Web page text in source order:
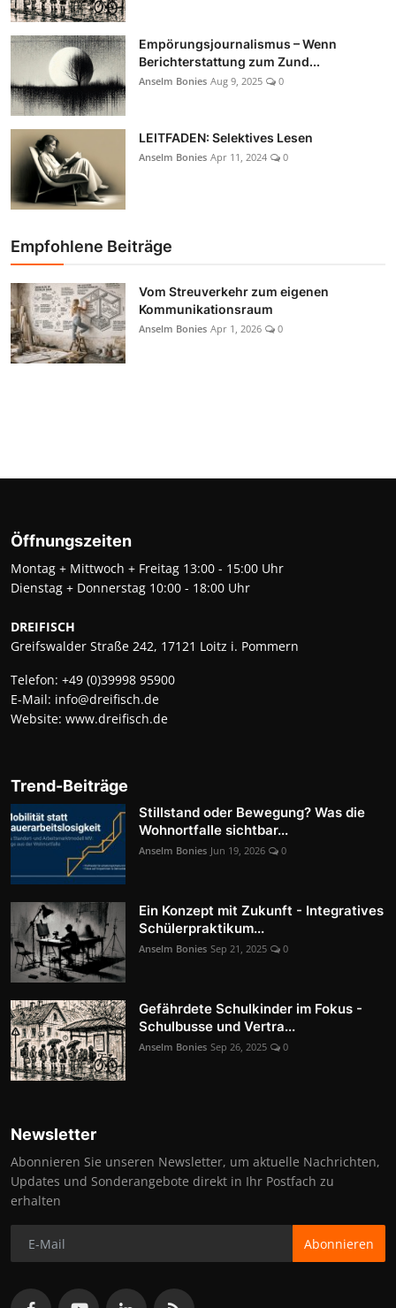
Empörungsjournalismus – Wenn
Berichterstattung zum Zund...
Anselm Bonies Aug 9, 2025 0
LEITFADEN: Selektives Lesen
Anselm Bonies Apr 11, 2024 0
Empfohlene Beiträge
Vom Streuverkehr zum eigenen
Kommunikationsraum
Anselm Bonies Apr 1, 2026 0
Öffnungszeiten
Montag + Mittwoch + Freitag 13:00 - 15:00 Uhr
Dienstag + Donnerstag 10:00 - 18:00 Uhr
DREIFISCH
Greifswalder Straße 242, 17121 Loitz i. Pommern
Telefon: +49 (0)39998 95900
E-Mail: info@dreifisch.de
Website: www.dreifisch.de
Trend-Beiträge
Stillstand oder Bewegung? Was die
Wohnortfalle sichtbar...
Anselm Bonies Jun 19, 2026 0
Ein Konzept mit Zukunft - Integratives
Schülerpraktikum...
Anselm Bonies Sep 21, 2025 0
Gefährdete Schulkinder im Fokus -
Schulbusse und Vertra...
Anselm Bonies Sep 26, 2025 0
Newsletter
Abonnieren Sie unseren Newsletter, um aktuelle Nachrichten,
Updates und Sonderangebote direkt in Ihr Postfach zu
erhalten
Abonnieren